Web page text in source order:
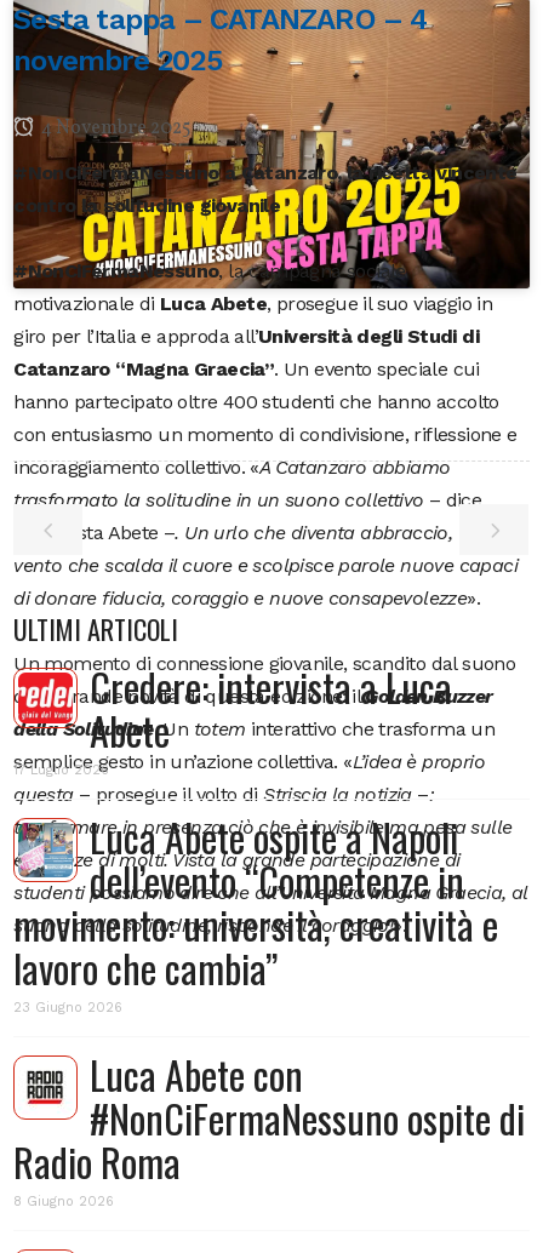
Sesta tappa – CATANZARO – 4
novembre 2025
4 Novembre 2025
#NonCiFermaNessuno a Catanzaro, la ricetta vincente
contro la solitudine giovanile
#NonCiFermaNessuno, la campagna sociale
motivazionale di Luca Abete, prosegue il suo viaggio in
giro per l’Italia e approda all’Università degli Studi di
Catanzaro “Magna Graecia”. Un evento speciale cui
hanno partecipato oltre 400 studenti che hanno accolto
con entusiasmo un momento di condivisione, riflessione e
incoraggiamento collettivo. «A Catanzaro abbiamo
trasformato la solitudine in un suono collettivo – dice
entusiasta Abete –. Un urlo che diventa abbraccio, un
vento che scalda il cuore e scolpisce parole nuove capaci
di donare fiducia, coraggio e nuove consapevolezze».
Un momento di connessione giovanile, scandito dal suono
della grande novità di questa edizione: ilGolden Buzzer
della Solitudine. Un totem interattivo che trasforma un
semplice gesto in un’azione collettiva. «L’idea è proprio
questa– prosegue il volto diStriscia la notizia–:
trasformare in presenza ciò che è invisibile ma pesa sulle
esistenze di molti. Vista la grande partecipazione di
studenti possiamo dire che all’Università Magna Graecia, al
suono della solitudine, risponde il coraggio!».
ULTIMI ARTICOLI
Credere: intervista a Luca
Abete
17 Luglio 2026
Luca Abete ospite a Napoli
dell’evento “Competenze in
movimento: università, creatività e
lavoro che cambia”
23 Giugno 2026
Luca Abete con
#NonCiFermaNessuno ospite di
Radio Roma
8 Giugno 2026